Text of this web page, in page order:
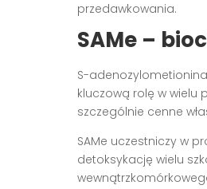
przedawkowania.
SAMe –
S-
kluczową rolę w wielu
szczególnie cenne
SAMe uczestniczy w
detoksykację wielu